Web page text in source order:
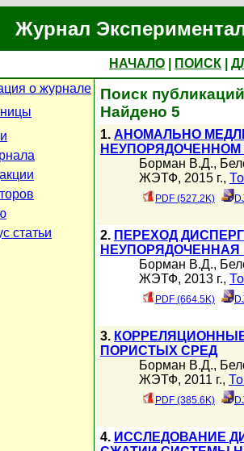
Журнал
НАЧАЛО ПОИСК
о журнале
статьи
Поиск
Найдено 5
1. АНОМАЛЬНО
Борман В.Д.,
ЖЭТФ, 2015 г.,
PDF (527.2K)
2. ПЕРЕХОД
Борман В.Д.,
ЖЭТФ, 2013 г.,
PDF (664.5K)
3.
ПОРИСТЫХ СРЕД
Борман В.Д.,
ЖЭТФ, 2011 г.,
PDF (385.6K)
4. ИССЛЕДОВАНИЕ